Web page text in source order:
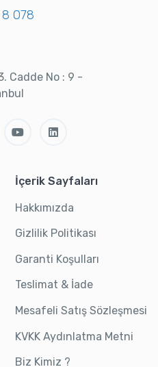
078
Cadde No : 9 -
İçerik Sayfaları
Hakkımızda
Gizlilik Politikası
Garanti Koşulları
Teslimat & İade
Mesafeli Satış Sözleşmesi
KVKK Aydınlatma Metni
Biz Kimiz ?